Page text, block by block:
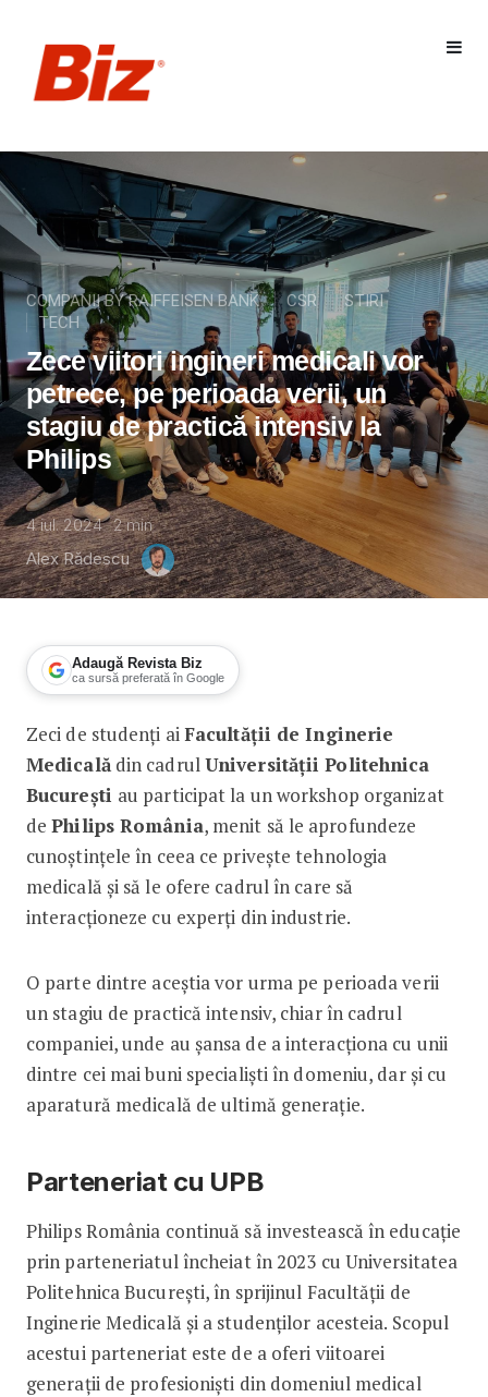
COMPANII BY RAIFFEISEN BANK CSR
STIRI
TECH
Zece viitori ingineri medicali vor
petrece, pe perioada verii, un
stagiu de practică intensiv la
Philips
4 iul. 2024 2min
Alex Rădescu
Adaugă Revista Biz
ca sursă preferată în Google
Zece viitori ingineri medicali vor
Zeci de studenți aiFacultății de Inginerie
Medicalădin cadrulUniversității Politehnica
București au participat la un workshop organizat
dePhilips România, menit să le aprofundeze
cunoștințele în ceea ce privește tehnologia
medicală și să le ofere cadrul în care să
interacționeze cu experți din industrie.
O parte dintre aceștia vor urma pe perioada verii
un stagiu de practică intensiv, chiar în cadrul
companiei, unde au șansa de a interacționa cu unii
dintre cei mai buni specialiști în domeniu, dar și cu
aparatură medicală de ultimă generație.
Parteneriat cu UPB
Philips România continuă să investească în educație
prin parteneriatul încheiat în 2023 cu Universitatea
Politehnica București, în sprijinul Facultății de
Inginerie Medicală și a studenților acesteia. Scopul
acestui parteneriat este de a oferi viitoarei
generații de profesioniști din domeniul medical